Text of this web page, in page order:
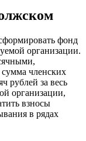
фонд
организации.
членских
рублей за весь
организации,
взносы
в рядах